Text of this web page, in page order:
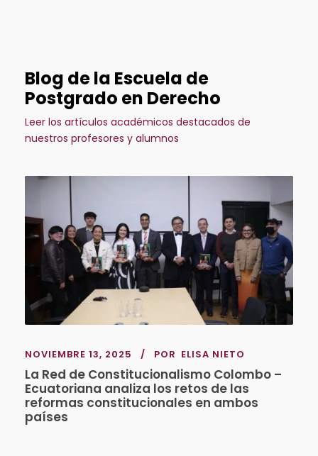
Blog de la Escuela de
Postgrado en Derecho
Leer los artículos académicos destacados de
nuestros profesores y alumnos
NOVIEMBRE 13, 2025 POR ELISA NIETO
La Red de Constitucionalismo Colombo –
Ecuatoriana analiza los retos de las
reformas constitucionales en ambos
países